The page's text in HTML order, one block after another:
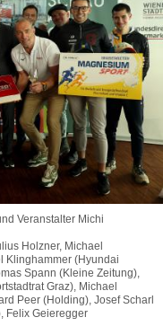
Veranstalter Michi
Holzner, Michael
Klinghammer (Hyundai
Spann (Kleine Zeitung),
Graz), Michael
Peer (Holding), Josef Scharl
Felix Geieregger